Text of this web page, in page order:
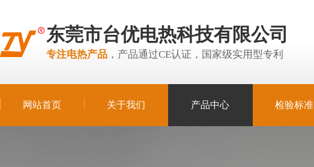
东莞市台优电热科技有限公司
专注电热产品 ，产品通过CE认证，国家级实用型专利
网站首页 关于我们 产品中心 检验标准